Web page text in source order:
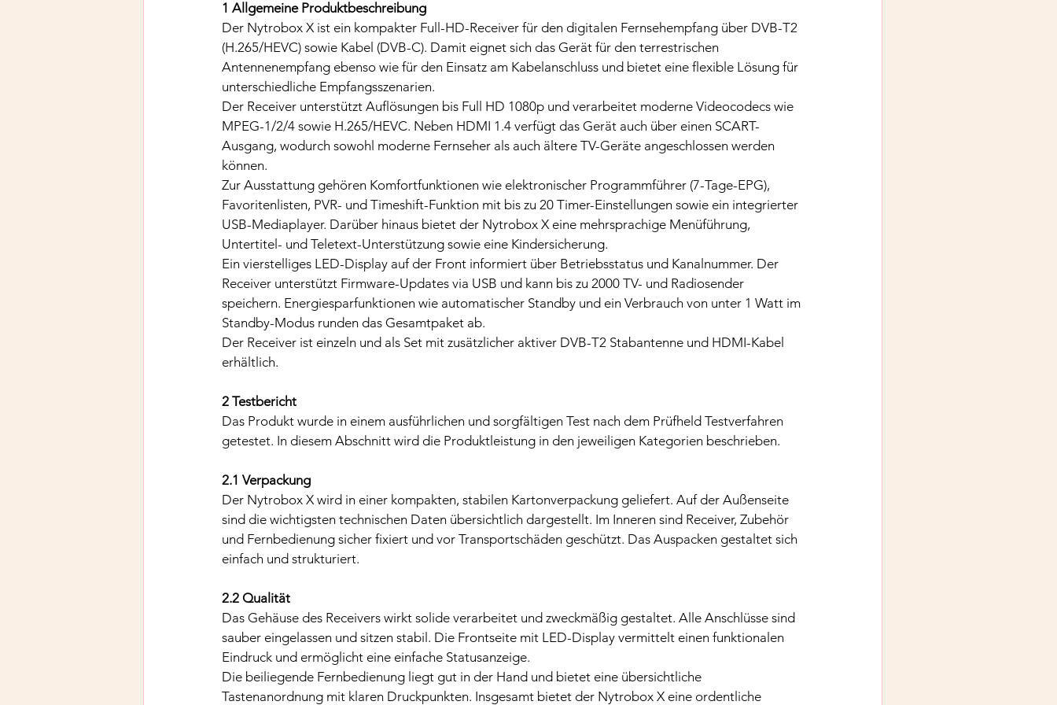
1 Allgemeine Produktbeschreibung
Der Nytrobox X ist ein kompakter Full-HD-Receiver für den digitalen Fernsehempfang über DVB-T2
(H.265/HEVC) sowie Kabel (DVB-C). Damit eignet sich das Gerät für den terrestrischen
Antennenempfang ebenso wie für den Einsatz am Kabelanschluss und bietet eine flexible Lösung für
unterschiedliche Empfangsszenarien.
Der Receiver unterstützt Auflösungen bis Full HD 1080p und verarbeitet moderne Videocodecs wie
MPEG-1/2/4 sowie H.265/HEVC. Neben HDMI 1.4 verfügt das Gerät auch über einen SCART-
Ausgang, wodurch sowohl moderne Fernseher als auch ältere TV-Geräte angeschlossen werden
können.
Zur Ausstattung gehören Komfortfunktionen wie elektronischer Programmführer (7-Tage-EPG),
Favoritenlisten, PVR- und Timeshift-Funktion mit bis zu 20 Timer-Einstellungen sowie ein integrierter
USB-Mediaplayer. Darüber hinaus bietet der Nytrobox X eine mehrsprachige Menüführung,
Untertitel- und Teletext-Unterstützung sowie eine Kindersicherung.
Ein vierstelliges LED-Display auf der Front informiert über Betriebsstatus und Kanalnummer. Der
Receiver unterstützt Firmware-Updates via USB und kann bis zu 2000 TV- und Radiosender
speichern. Energiesparfunktionen wie automatischer Standby und ein Verbrauch von unter 1 Watt im
Standby-Modus runden das Gesamtpaket ab.
Der Receiver ist einzeln und als Set mit zusätzlicher aktiver DVB-T2 Stabantenne und HDMI-Kabel
erhältlich.
2 Testbericht
Das Produkt wurde in einem ausführlichen und sorgfältigen Test nach dem Prüfheld Testverfahren
getestet. In diesem Abschnitt wird die Produktleistung in den jeweiligen Kategorien beschrieben.
2.1 Verpackung
Der Nytrobox X wird in einer kompakten, stabilen Kartonverpackung geliefert. Auf der Außenseite
sind die wichtigsten technischen Daten übersichtlich dargestellt. Im Inneren sind Receiver, Zubehör
und Fernbedienung sicher fixiert und vor Transportschäden geschützt. Das Auspacken gestaltet sich
einfach und strukturiert.
2.2 Qualität
Das Gehäuse des Receivers wirkt solide verarbeitet und zweckmäßig gestaltet. Alle Anschlüsse sind
sauber eingelassen und sitzen stabil. Die Frontseite mit LED-Display vermittelt einen funktionalen
Eindruck und ermöglicht eine einfache Statusanzeige.
Die beiliegende Fernbedienung liegt gut in der Hand und bietet eine übersichtliche
Tastenanordnung mit klaren Druckpunkten. Insgesamt bietet der Nytrobox X eine ordentliche